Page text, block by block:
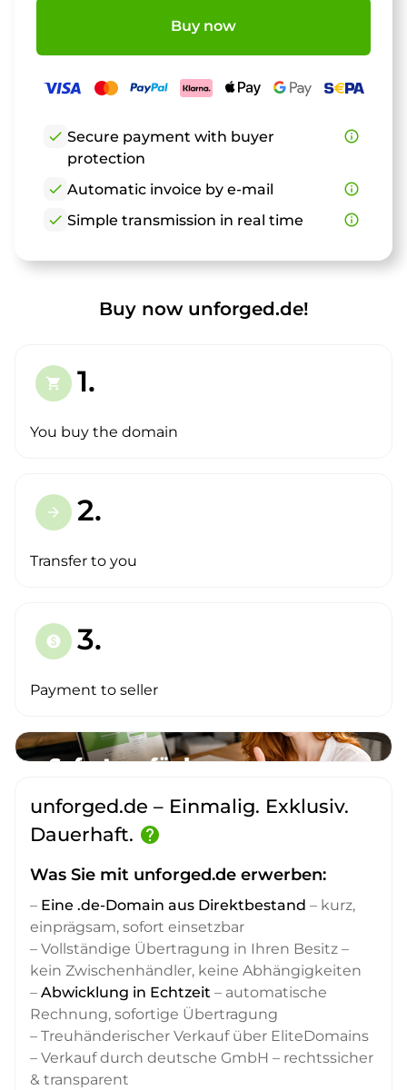
Buy now
check Secure payment with buyer
protection
info_outline
check Automatic invoice by e-mail
info_outline
check Simple transmission in real time info_outline
Buy now unforged.de!
shopping_cart 1.
You buy the domain
arrow_forward 2.
Transfer to you
paid 3.
Payment to seller
unforged.de – Einmalig. Exklusiv.
Dauerhaft. help
Was Sie mit unforged.de erwerben:
– Eine .de-Domain aus Direktbestand – kurz,
einprägsam, sofort einsetzbar
– Vollständige Übertragung in Ihren Besitz –
kein Zwischenhändler, keine Abhängigkeiten
– Abwicklung in Echtzeit – automatische
Rechnung, sofortige Übertragung
– Treuhänderischer Verkauf über EliteDomains
– Verkauf durch deutsche GmbH – rechtssicher
& transparent